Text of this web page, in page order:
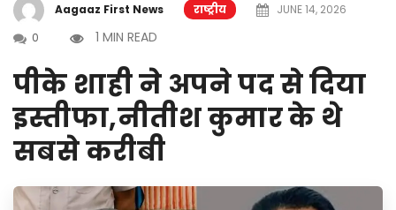
Aagaaz First News राष्ट्रीय
JUNE 14, 2026
0
1 MIN READ
पीके शाही ने अपने पद से दिया
इस्तीफा,नीतीश कुमार के थे
सबसे करीबी